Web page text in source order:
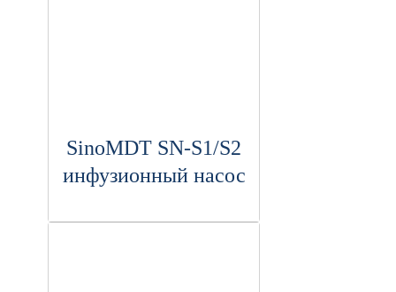
SinoMDT SN-S1/S2
инфузионный насос